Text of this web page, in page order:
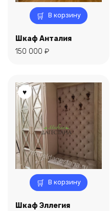
В корзину
Шкаф Анталия
150 000 ₽
В корзину
Шкаф Эллегия